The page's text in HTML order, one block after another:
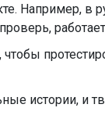
Например, в
истории, и